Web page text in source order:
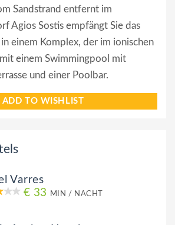
Sandstrand entfernt im
Agios Sostis empfängt Sie das
einem Komplex, der im ionischen
einem Swimmingpool mit
und einer Poolbar.
ADD TO WISHLIST
Varres
€ 33
MIN / NACHT